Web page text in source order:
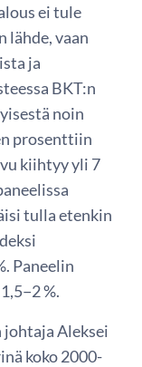
ei tule
lähde, vaan
ja
BKT:n
noin
prosenttiin
kiihtyy yli 7
tulla etenkin
Paneelin
%.
Aleksei
koko 2000-